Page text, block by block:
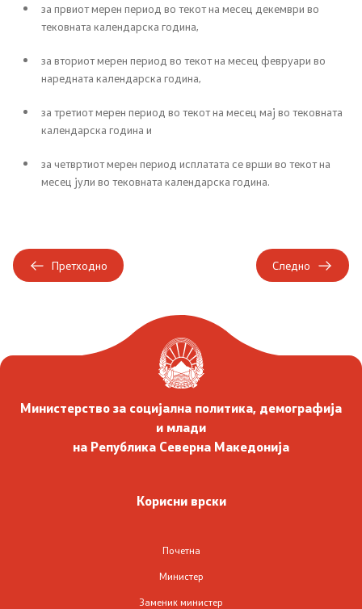
Финансиска транспарентност
Заштита на децата и семејството
Инклузија на Роми
Демографија и млади
Демографија
Превенција и заштита на жени жртви на родово
базирано насилство и семејно насилство
за првиот мерен период во текот на месец декември во
тековната календарска година,
за вториот мерен период во текот на месец февруари во
наредната календарска година,
за третиот мерен период во текот на месец мај во тековната
календарска година и
за четвртиот мерен период исплатата се врши во текот на
месец јули во тековната календарска година.
Претходно Следно
Министерство за социјална политика, демографија
и млади
на Република Северна Македонија
Корисни врски
Почетна
Министер
Заменик министер